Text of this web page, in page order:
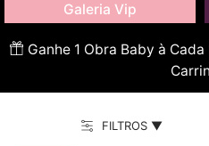
Galeria Vip
Ganhe 1 Obra Baby à
FILTROS ▼